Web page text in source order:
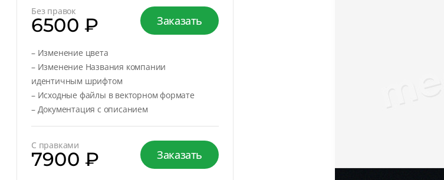
Без правок
6500 ₽ Заказать
– Изменение цвета
– Изменение Названия компании
идентичным шрифтом
– Исходные файлы в векторном формате
– Документация с описанием
С правками
7900 ₽ Заказать